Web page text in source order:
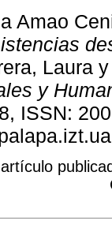
Amao
Laura
y
ISSN: